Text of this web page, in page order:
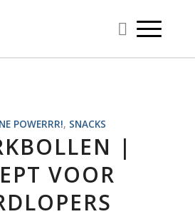
POWERRR!, SNACKS
|
VOOR